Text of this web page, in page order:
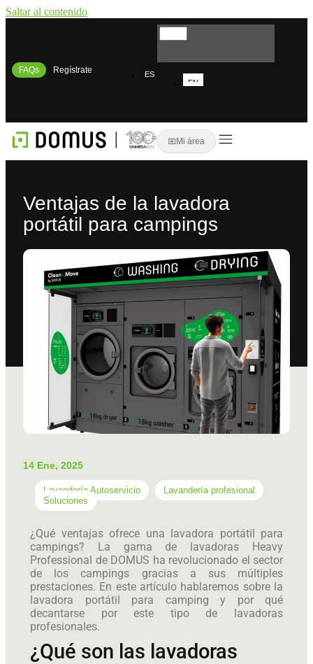
Saltar al contenido
FAQs Regístrate
ES
EN
Mi área
Ventajas de la lavadora
portátil para campings
14 Ene, 2025
Lavandería Autoservicio
Lavandería profesional
Soluciones
¿Qué ventajas ofrece una lavadora portátil para
campings? La gama de lavadoras Heavy
Professional de DOMUS ha revolucionado el sector
de los campings gracias a sus múltiples
prestaciones. En este artículo hablaremos sobre la
lavadora portátil para camping y por qué
decantarse por este tipo de lavadoras
profesionales.
¿Qué son las lavadoras